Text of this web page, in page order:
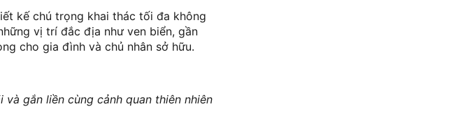
kế chú trọng khai thác tối đa không
vị trí đắc địa như ven biển, gần
cho gia đình và chủ nhân sở hữu.
gắn liền cùng cảnh quan thiên nhiên